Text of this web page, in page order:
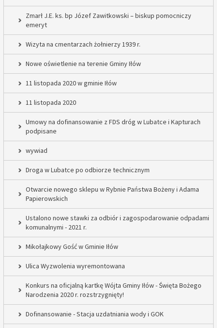
Zmarł J.E. ks. bp Józef Zawitkowski – biskup pomocniczy
emeryt
Wizyta na cmentarzach żołnierzy 1939 r.
Nowe oświetlenie na terenie Gminy Iłów
11 listopada 2020 w gminie Iłów
11 listopada 2020
Umowy na dofinansowanie z FDS dróg w Lubatce i Kapturach
podpisane
wywiad
Droga w Lubatce po odbiorze technicznym
Otwarcie nowego sklepu w Rybnie Państwa Bożeny i Adama
Papierowskich
Ustalono nowe stawki za odbiór i zagospodarowanie odpadami
komunalnymi - 2021 r.
Mikołajkowy Gość w Gminie Iłów
Ulica Wyzwolenia wyremontowana
Konkurs na oficjalną kartkę Wójta Gminy Iłów - Święta Bożego
Narodzenia 2020 r. rozstrzygnięty!
Dofinansowanie - Stacja uzdatniania wody i GOK